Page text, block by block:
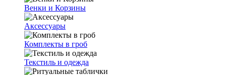
Венки и Корзины
Аксессуары
Комплекты в гроб
Текстиль и одежда